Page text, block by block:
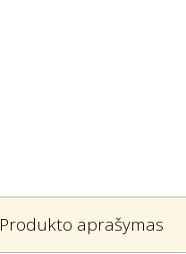
Produkto aprašymas